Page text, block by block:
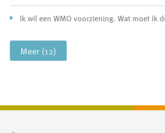
Ik wil een WMO voorziening. Wat moet ik
Meer (12)